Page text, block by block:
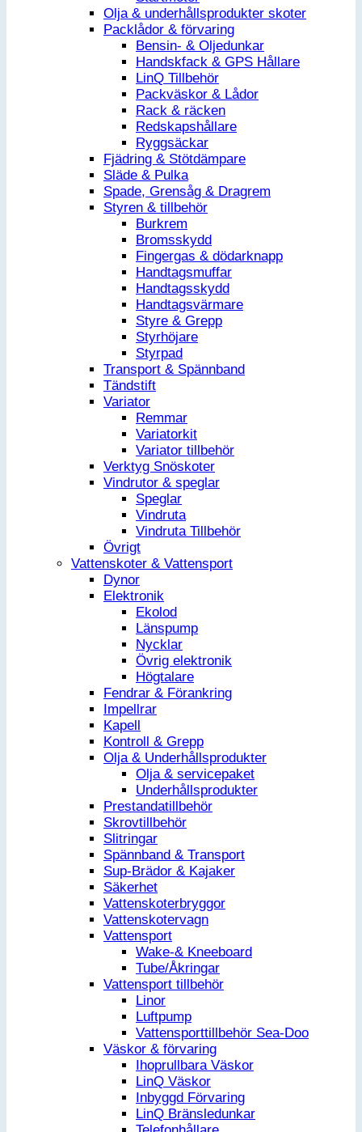
Olja & underhållsprodukter skoter
Packlådor & förvaring
Bensin- & Oljedunkar
Handskfack & GPS Hållare
LinQ Tillbehör
Packväskor & Lådor
Rack & räcken
Redskapshållare
Ryggsäckar
Fjädring & Stötdämpare
Släde & Pulka
Spade, Grensåg & Dragrem
Styren & tillbehör
Burkrem
Bromsskydd
Fingergas & dödarknapp
Handtagsmuffar
Handtagsskydd
Handtagsvärmare
Styre & Grepp
Styrhöjare
Styrpad
Transport & Spännband
Tändstift
Variator
Remmar
Variatorkit
Variator tillbehör
Verktyg Snöskoter
Vindrutor & speglar
Speglar
Vindruta
Vindruta Tillbehör
Övrigt
Vattenskoter & Vattensport
Dynor
Elektronik
Ekolod
Länspump
Nycklar
Övrig elektronik
Högtalare
Fendrar & Förankring
Impellrar
Kapell
Kontroll & Grepp
Olja & Underhållsprodukter
Olja & servicepaket
Underhållsprodukter
Prestandatillbehör
Skrovtillbehör
Slitringar
Spännband & Transport
Sup-Brädor & Kajaker
Säkerhet
Vattenskoterbryggor
Vattenskotervagn
Vattensport
Wake-& Kneeboard
Tube/Åkringar
Vattensport tillbehör
Linor
Luftpump
Vattensporttillbehör Sea-Doo
Väskor & förvaring
Ihoprullbara Väskor
LinQ Väskor
Inbyggd Förvaring
LinQ Bränsledunkar